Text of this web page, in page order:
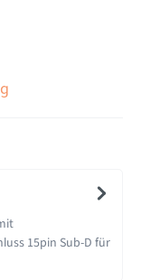
15pin Sub-D für